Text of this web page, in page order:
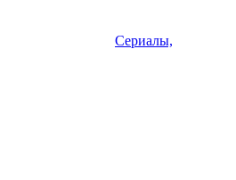
Сериалы,